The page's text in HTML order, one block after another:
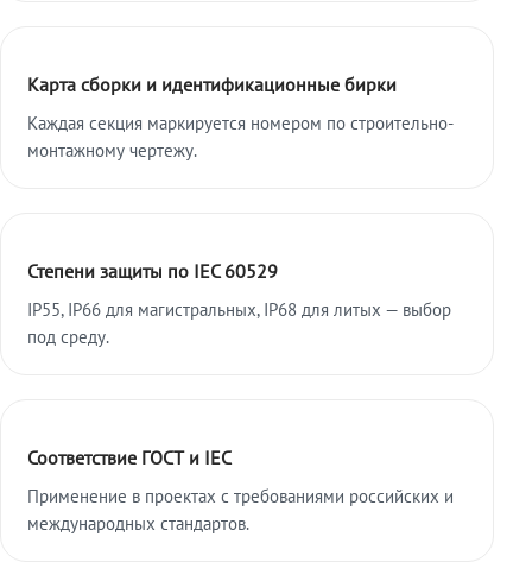
Карта сборки и идентификационные бирки
Каждая секция маркируется номером по строительно-
монтажному чертежу.
Степени защиты по IEC 60529
IP55, IP66 для магистральных, IP68 для литых — выбор
под среду.
Соответствие ГОСТ и IEC
Применение в проектах с требованиями российских и
международных стандартов.